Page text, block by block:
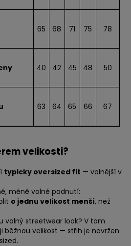
65 68 71 75 78
40 42 45 48 50
63 64 65 66 67
velikosti?
typicky oversized fit — volnější v
méně volné padnutí:
o jednu velikost menší, než
volný streetwear look? V tom
běžnou velikost — střih je navržen